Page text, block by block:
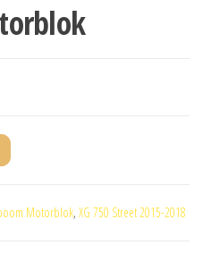
Motorblok, XG 750 Street 2015-2018